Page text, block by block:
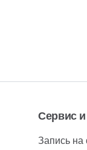
Сервис
Запись на